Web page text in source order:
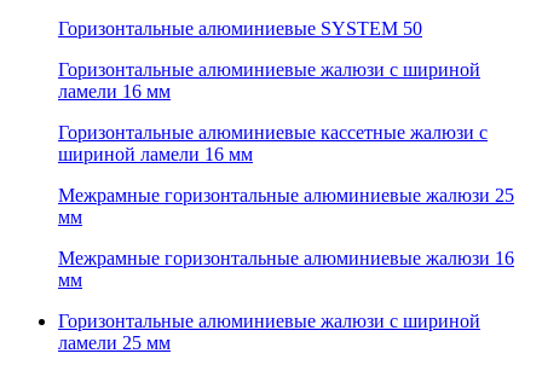
Горизонтальные алюминиевые SYSTEM 50
Горизонтальные алюминиевые жалюзи с шириной
ламели 16 мм
Горизонтальные алюминиевые кассетные жалюзи с
шириной ламели 16 мм
Межрамные горизонтальные алюминиевые жалюзи 25
мм
Межрамные горизонтальные алюминиевые жалюзи 16
мм
Горизонтальные алюминиевые жалюзи с шириной
ламели 25 мм